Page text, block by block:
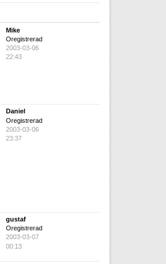
Mike
Oregistrerad
2003-03-06
22:43
Daniel
Oregistrerad
2003-03-06
23:37
gustaf
Oregistrerad
2003-03-07
00:13